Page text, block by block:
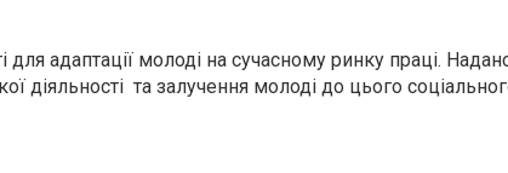
адаптації молоді на сучасному ринку праці.
діяльності та залучення молоді до цього